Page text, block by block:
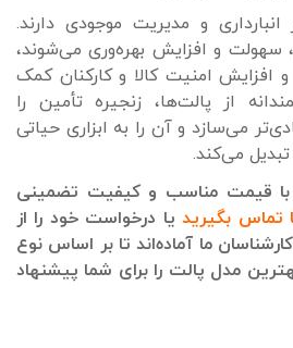
و مدیریت موجودی دارند.
سهولت و افزایش بهره‌وری می‌شوند،
افزایش امنیت کالا و کارکنان کمک
از پالت‌ها، زنجیره تأمین را
می‌سازد و آن را به ابزاری حیاتی
می‌کند.
با قیمت مناسب و کیفیت تضمینی
تماس بگیرید یا درخواست خود را از
ما آماده‌اند تا بر اساس نوع
مدل پالت را برای شما پیشنهاد